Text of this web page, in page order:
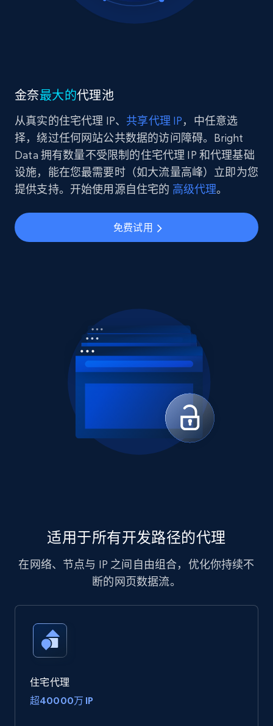
金奈最大的代理池
从真实的住宅代理 IP、共享代理 IP，中任意选
择，绕过任何网站公共数据的访问障碍。Bright
Data 拥有数量不受限制的住宅代理 IP 和代理基础
设施，能在您最需要时（如大流量高峰）立即为您
提供支持。开始使用源自住宅的 高级代理。
免费试用
适用于所有开发路径的代理
在网络、节点与 IP 之间自由组合，优化你持续不
断的网页数据流。
住宅代理
超40000万 IP